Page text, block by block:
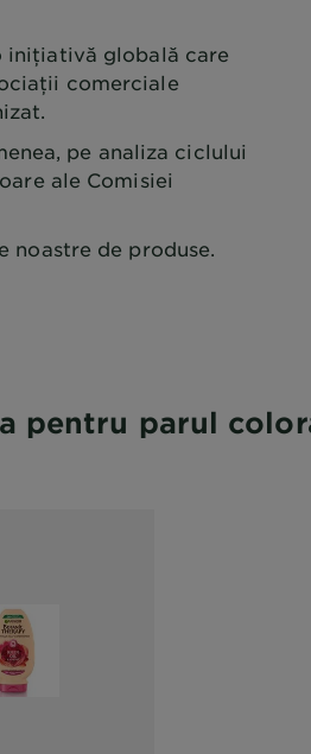
inițiativă globală care
comerciale
pe analiza ciclului
ale Comisiei
noastre de produse.
pentru parul